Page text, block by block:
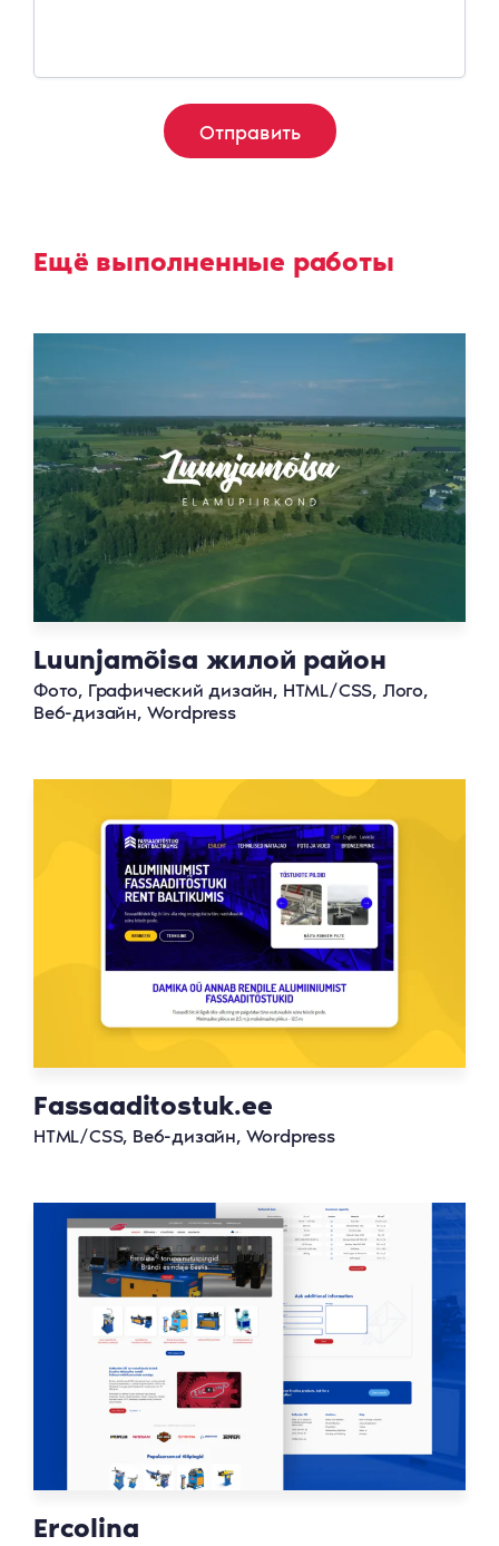
Ещё выполненные работы
Luunjamõisa жилой район
Фото, Графический дизайн, HTML/CSS, Лого,
Веб-дизайн, Wordpress
Fassaaditostuk.ee
HTML/CSS, Веб-дизайн, Wordpress
Ercolina